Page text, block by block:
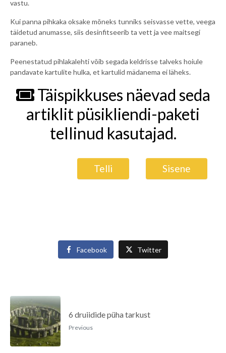
vastu.
Kui panna pihkaka oksake mõneks tunniks seisvasse vette, veega
täidetud anumasse, siis desinfitseerib ta vett ja vee maitsegi
paraneb.
Peenestatud pihlakalehti võib segada keldrisse talveks hoiule
pandavate kartulite hulka, et kartulid mädanema ei läheks.
Täispikkuses näevad seda
artiklit püsikliendi-paketi
tellinud kasutajad.
Telli Sisene
Facebook Twitter
6 druiidide püha tarkust
Previous